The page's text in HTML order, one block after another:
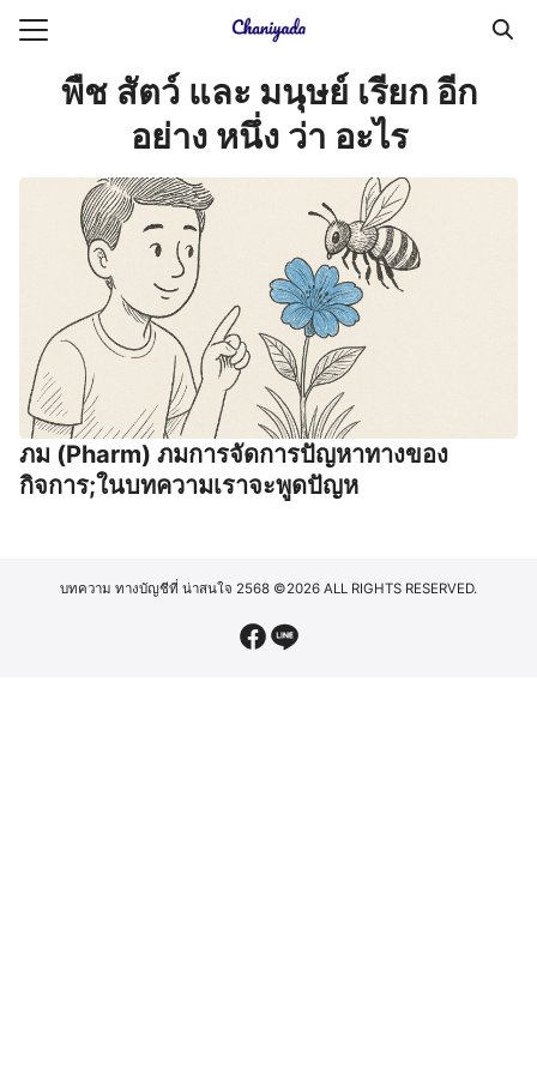
Skip
content
ญชี (Accounting service)
ญชี (Accounting
Searchพืช สัตว์ และ มนุษย์ เรียก อีก
อย่าง หนึ่ง ว่า อะไร
ภม (Pharm) ภมการจัดการปัญหาทางของ
กิจการ;ในบทความเราจะพูดปัญห
บทความ ทางบัญชีที่ น่าสนใจ 2568 ©2026 ALL RIGHTS RESERVED.